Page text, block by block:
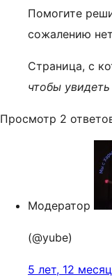
Помогите
сожалению
Страница, с
чтобы
Просмотр 2
Модератор
(@yube)
5 лет, 12